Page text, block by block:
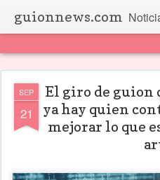
guionnews.com Noticias
SEP
21
El giro de guion
ya hay quien
mejorar lo que